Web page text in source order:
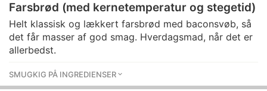
Farsbrød (med kernetemperatur og stegetid)
Helt klassisk og lækkert farsbrød med baconsvøb, så
det får masser af god smag. Hverdagsmad, når det er
allerbedst.
SMUGKIG PÅ INGREDIENSER